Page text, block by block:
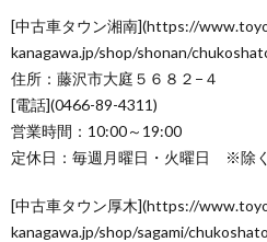
[中古車タウン湘南](https://
kanagawa.jp/shop/shonan/
住所：藤沢市大庭５６８２−４
[電話](0466-89-4311)
営業時間：10:00～19:00
定休日：毎週月曜日・火曜日 ※除
[中古車タウン厚木](https://
kanagawa.jp/shop/sagami/